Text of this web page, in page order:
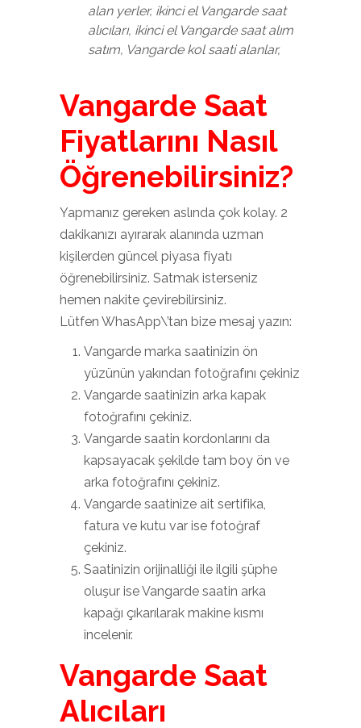
alan yerler, ikinci el Vangarde saat
alıcıları, ikinci el Vangarde saat alım
satım, Vangarde kol saati alanlar,
Vangarde Saat
Fiyatlarını Nasıl
Öğrenebilirsiniz?
Yapmanız gereken aslında çok kolay. 2
dakikanızı ayırarak alanında uzman
kişilerden güncel piyasa fiyatı
öğrenebilirsiniz. Satmak isterseniz
hemen nakite çevirebilirsiniz.
Lütfen WhasApp\’tan bize mesaj yazın:
Vangarde marka saatinizin ön
yüzünün yakından fotoğrafını çekiniz
Vangarde saatinizin arka kapak
fotoğrafını çekiniz.
Vangarde saatin kordonlarını da
kapsayacak şekilde tam boy ön ve
arka fotoğrafını çekiniz.
Vangarde saatinize ait sertifika,
fatura ve kutu var ise fotoğraf
çekiniz.
Saatinizin orijinalliği ile ilgili şüphe
oluşur ise Vangarde saatin arka
kapağı çıkarılarak makine kısmı
incelenir.
Vangarde Saat
Alıcıları